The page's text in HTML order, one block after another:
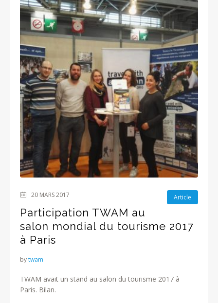
Article
20 MARS 2017
Participation TWAM au
salon mondial du tourisme 2017
à Paris
bytwam
TWAM avait un stand au salon du tourisme 2017 à
Paris. Bilan.